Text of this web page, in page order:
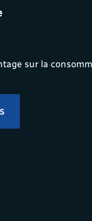
sur la